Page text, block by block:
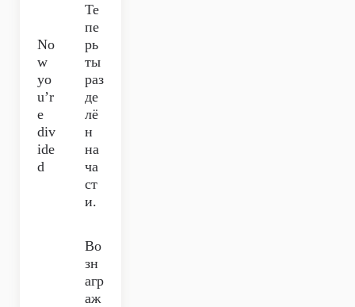
No
w
yo
u’r
e
div
ide
d
Те
пе
рь
ты
раз
де
лё
н
на
ча
ст
и.
Во
зн
агр
аж